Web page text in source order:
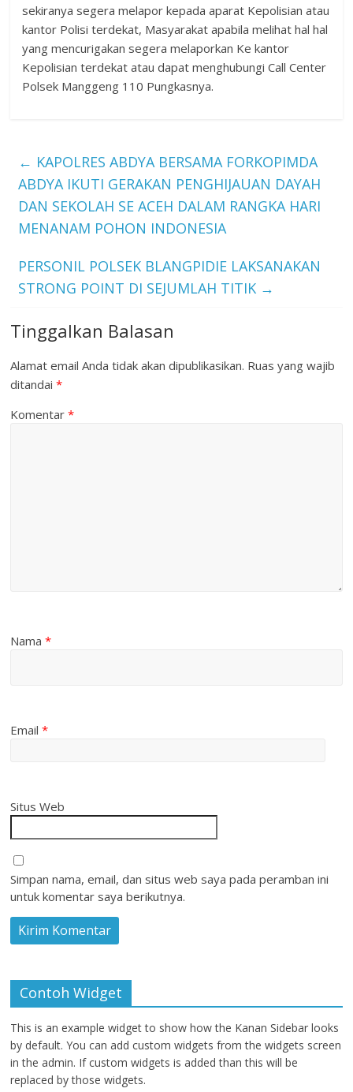
sekiranya segera melapor kepada aparat Kepolisian atau
kantor Polisi terdekat, Masyarakat apabila melihat hal hal
yang mencurigakan segera melaporkan Ke kantor
Kepolisian terdekat atau dapat menghubungi Call Center
Polsek Manggeng 110 Pungkasnya.
← KAPOLRES ABDYA BERSAMA FORKOPIMDA
ABDYA IKUTI GERAKAN PENGHIJAUAN DAYAH
DAN SEKOLAH SE ACEH DALAM RANGKA HARI
MENANAM POHON INDONESIA
PERSONIL POLSEK BLANGPIDIE LAKSANAKAN
STRONG POINT DI SEJUMLAH TITIK →
Tinggalkan Balasan
Alamat email Anda tidak akan dipublikasikan. Ruas yang wajib
ditandai*
Komentar*
Nama*
Email*
Situs Web
Simpan nama, email, dan situs web saya pada peramban ini
untuk komentar saya berikutnya.
Contoh Widget
This is an example widget to show how the Kanan Sidebar looks
by default. You can add custom widgets from the widgets screen
in the admin. If custom widgets is added than this will be
replaced by those widgets.